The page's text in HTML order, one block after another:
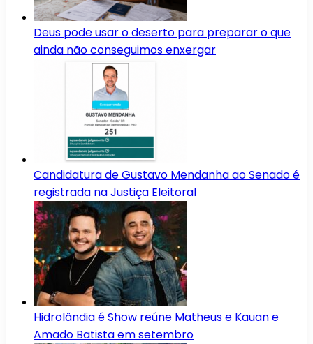
Deus pode usar o deserto para preparar o que
ainda não conseguimos enxergar
Candidatura de Gustavo Mendanha ao Senado é
registrada na Justiça Eleitoral
Hidrolândia é Show reúne Matheus e Kauan e
Amado Batista em setembro